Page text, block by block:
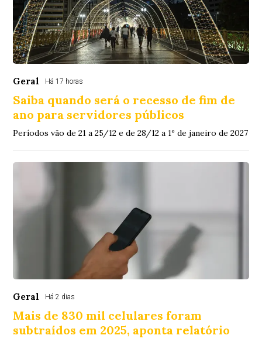
Geral Há 17 horas
Saiba quando será o recesso de fim de
ano para servidores públicos
Períodos vão de 21 a 25/12 e de 28/12 a 1º de janeiro de 2027
Geral Há 2 dias
Mais de 830 mil celulares foram
subtraídos em 2025, aponta relatório